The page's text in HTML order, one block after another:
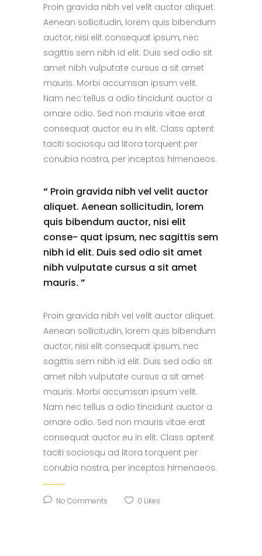
Proin gravida nibh vel velit auctor aliquet.
Aenean sollicitudin, lorem quis bibendum
auctor, nisi elit consequat ipsum, nec
sagittis sem nibh id elit. Duis sed odio sit
amet nibh vulputate cursus a sit amet
mauris. Morbi accumsan ipsum velit.
Nam nec tellus a odio tincidunt auctor a
ornare odio. Sed non mauris vitae erat
consequat auctor eu in elit. Class aptent
taciti sociosqu ad litora torquent per
conubia nostra, per inceptos himenaeos.
“ Proin gravida nibh vel velit auctor
aliquet. Aenean sollicitudin, lorem
quis bibendum auctor, nisi elit
conse- quat ipsum, nec sagittis sem
nibh id elit. Duis sed odio sit amet
nibh vulputate cursus a sit amet
mauris. ”
Proin gravida nibh vel velit auctor aliquet.
Aenean sollicitudin, lorem quis bibendum
auctor, nisi elit consequat ipsum, nec
sagittis sem nibh id elit. Duis sed odio sit
amet nibh vulputate cursus a sit amet
mauris. Morbi accumsan ipsum velit.
Nam nec tellus a odio tincidunt auctor a
ornare odio. Sed non mauris vitae erat
consequat auctor eu in elit. Class aptent
taciti sociosqu ad litora torquent per
conubia nostra, per inceptos himenaeos.
No Comments 0 Likes